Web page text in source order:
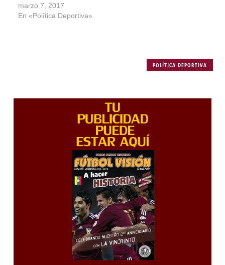
marzo 7, 2017
En «Política Deportiva»
POLÍTICA DEPORTIVA